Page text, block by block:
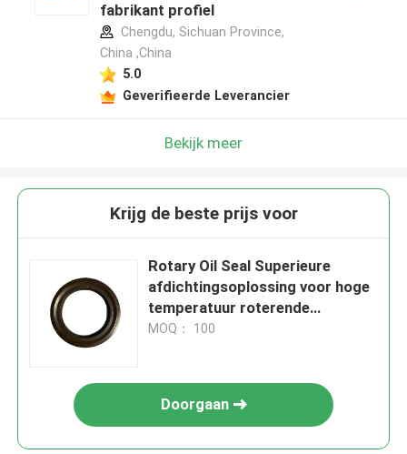
fabrikant profiel
Chengdu, Sichuan Province,
China ,China
5.0
Geverifieerde Leverancier
Bekijk meer
Krijg de beste prijs voor
Rotary Oil Seal Superieure
afdichtingsoplossing voor hoge
temperatuur roterende
toepassingen
MOQ： 100
Doorgaan